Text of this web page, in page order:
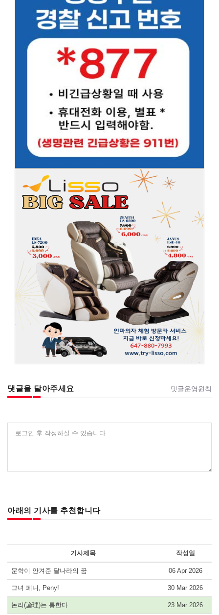
댓글을 달아주세요 댓글운영원칙
로그인 후 작성하실 수 있습니다
아래의 기사를 추천합니다
기사제목 작성일
문학이 안겨준 달나라의 꿈 06 Apr 2026
그녀 페니, Peny! 30 Mar 2026
논리(論理)는 통한다 23 Mar 2026